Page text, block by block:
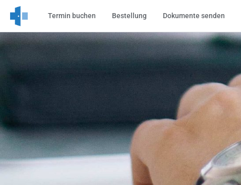
Termin buchen Bestellung Dokumente senden
Skip
main